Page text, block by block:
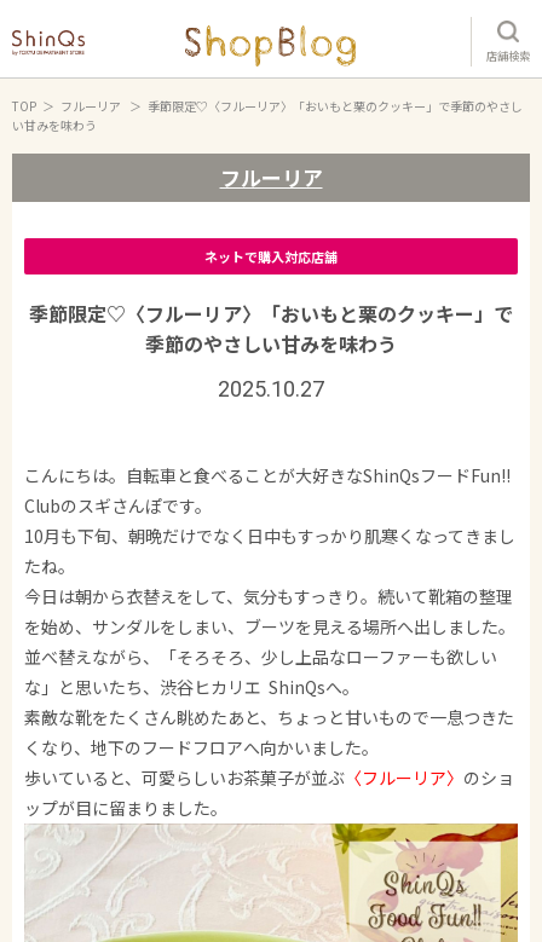
店舗検索
TOP フルーリア
季節限定♡〈フルーリア〉「おいもと栗のクッキー」で季節のやさし
い甘みを味わう
フルーリア
ネットで購入対応店舗
季節限定♡〈フルーリア〉「おいもと栗のクッキー」で
季節のやさしい甘みを味わう
2025.10.27
こんにちは。自転車と食べることが大好きなShinQsフードFun!!
Clubのスギさんぽです。
10月も下旬、朝晩だけでなく日中もすっかり肌寒くなってきまし
たね。
今日は朝から衣替えをして、気分もすっきり。続いて靴箱の整理
を始め、サンダルをしまい、ブーツを見える場所へ出しました。
並べ替えながら、「そろそろ、少し上品なローファーも欲しい
な」と思いたち、渋谷ヒカリエ ShinQsへ。
素敵な靴をたくさん眺めたあと、ちょっと甘いもので一息つきた
くなり、地下のフードフロアへ向かいました。
歩いていると、可愛らしいお茶菓子が並ぶ 〈フルーリア〉 のショ
ップが目に留まりました。